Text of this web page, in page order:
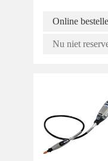
Online
Nu niet